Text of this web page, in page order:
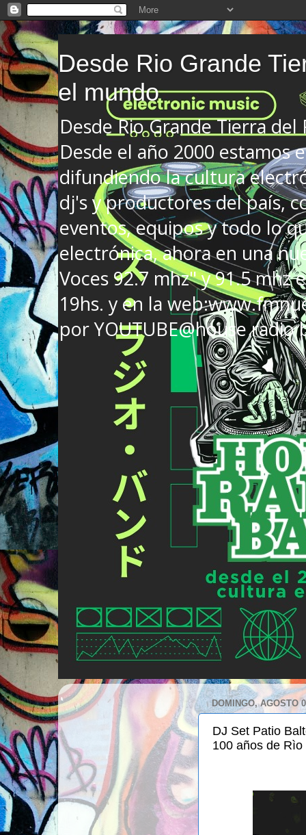
Desde Rio Grande
el mundo
Desde Rio Grande Tierra
Desde el año 2000 estamos
difundiendo la cultura
dj's y productores del país,
eventos, equipos y todo lo
electrónica, ahora en una
Voces 92.7 mhz" y 91.5 mhz
19hs. y en la
por YOUTUBE@house radio
DOMINGO, AGOSTO
DJ Set Patio
100 años de Rìo